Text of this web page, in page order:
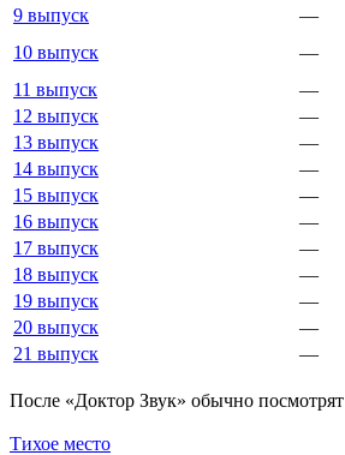
9 выпуск
—
10 выпуск
—
11 выпуск
—
12 выпуск
—
13 выпуск
—
14 выпуск
—
15 выпуск
—
16 выпуск
—
17 выпуск
—
18 выпуск
—
19 выпуск
—
20 выпуск
—
21 выпуск
—
По­сле «Доктор Звук» обыч­но по­смот­рят
Тихое место